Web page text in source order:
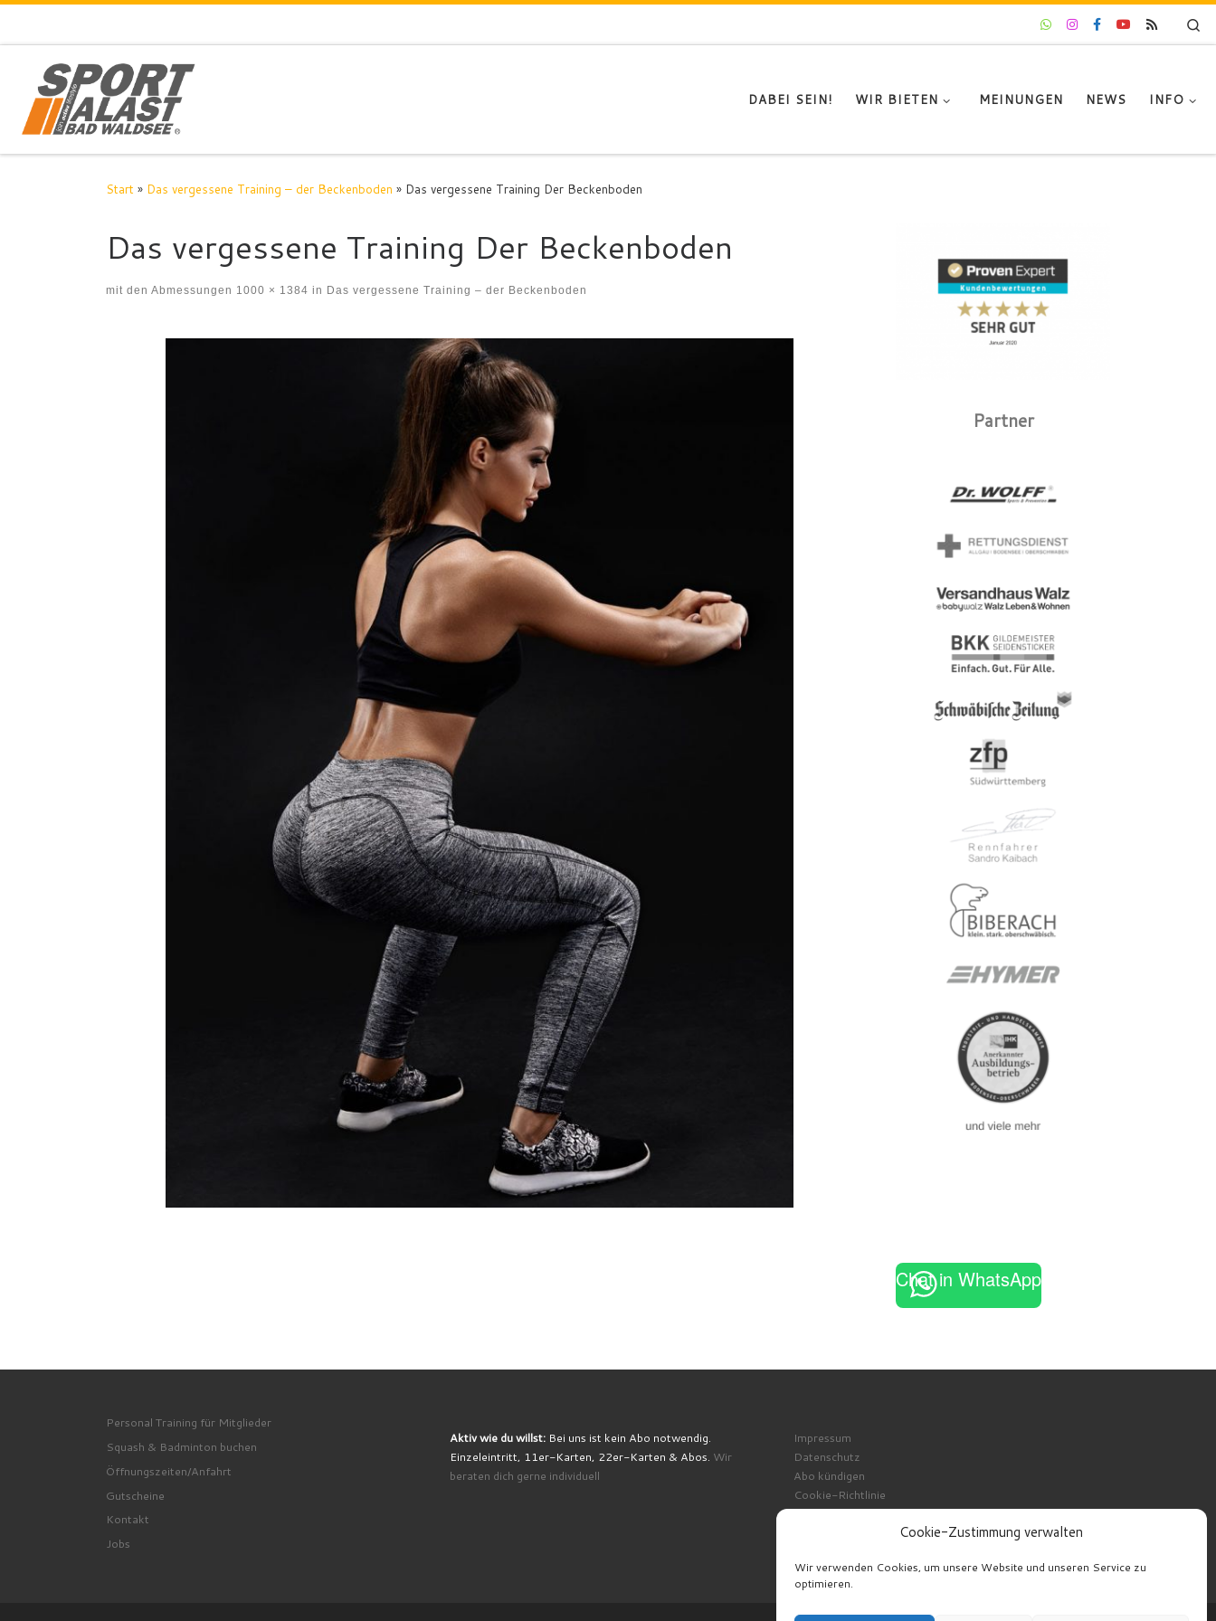
Cookie-Zustimmung verwalten
Wir verwenden Cookies, um unsere Website und unseren Service zu
optimieren.
DABEI SEIN! WIR BIETEN MEINUNGEN NEWS INFO
Start » Das vergessene Training – der Beckenboden » Das vergessene Training Der Beckenboden
Das vergessene Training Der Beckenboden
mit den Abmessungen 1000 × 1384 in Das vergessene Training – der Beckenboden
Bilder Navigation
Partner
Chat in WhatsApp
Personal Training für Mitglieder
Squash & Badminton buchen
Öffnungszeiten/Anfahrt
Gutscheine
Kontakt
Jobs
Aktiv wie du willst: Bei uns ist kein Abo notwendig.
Einzeleintritt, 11er-Karten, 22er-Karten & Abos. Wir
beraten dich gerne individuell
Impressum
Datenschutz
Abo kündigen
Cookie-Richtlinie